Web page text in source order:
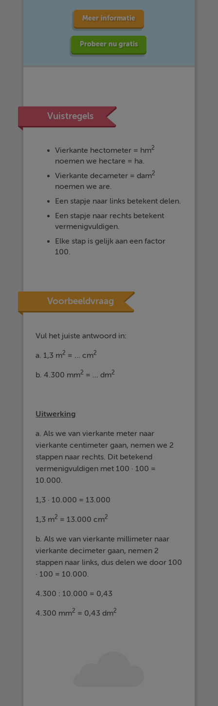
Meer informatie
Probeer nu gratis
Vuistregels
Vierkante hectometer = hm2
noemen we hectare = ha.
Vierkante decameter = dam2
noemen we are.
Een stapje naar links betekent delen.
Een stapje naar rechts betekent
vermenigvuldigen.
Elke stap is gelijk aan een factor
100.
Voorbeeldvraag
Vul het juiste antwoord in:
a. 1,3 m2 = ... cm2
b. 4.300 mm2 = ... dm2
Uitwerking
a. Als we van vierkante meter naar
vierkante centimeter gaan, nemen we 2
stappen naar rechts. Dit betekend
vermenigvuldigen met 100 · 100 =
10.000.
1,3 · 10.000 = 13.000
1,3 m2 = 13.000 cm2
b. Als we van vierkante millimeter naar
vierkante decimeter gaan, nemen 2
stappen naar links, dus delen we door 100
· 100 = 10.000.
4.300 : 10.000 = 0,43
4.300 mm2 = 0,43 dm2